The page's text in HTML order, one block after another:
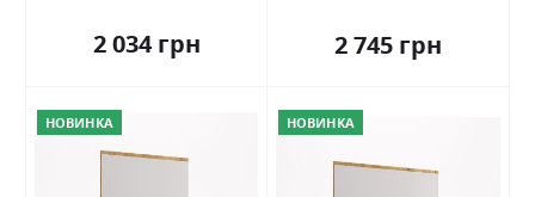
2 034 грн 2 745 грн
НОВИНКА НОВИНКА